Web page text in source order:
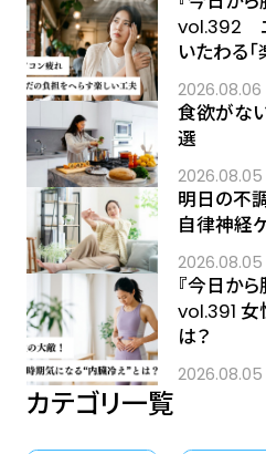
vol.392
いたわる
2026.08.06
食欲がな
選
2026.08.05
明日の不
自律神経
2026.08.05
『今日か
vol.391 女
は？
2026.08.05
カテゴリ一覧